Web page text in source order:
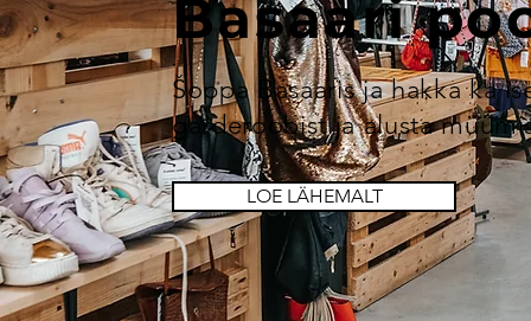
Basaari
Šoppa Basaaris ja hakka ka
garderoobist ja alusta
LOE LÄHEMALT